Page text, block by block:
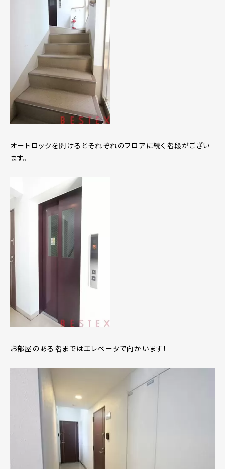
オートロックを開けるとそれぞれのフロアに続く階段がござい
ます。
お部屋のある階まではエレベータで向かいます！